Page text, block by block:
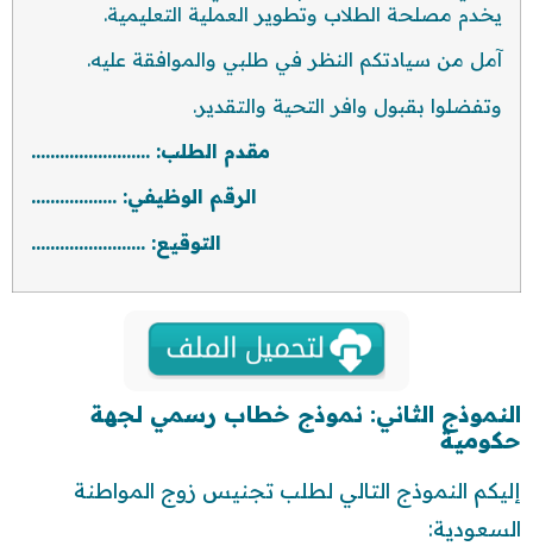
يخدم مصلحة الطلاب وتطوير العملية التعليمية.
آمل من سيادتكم النظر في طلبي والموافقة عليه.
وتفضلوا بقبول وافر التحية والتقدير.
مقدم الطلب: …………………….
الرقم الوظيفي: ………………
التوقيع: ……………………
النموذج الثاني: نموذج خطاب رسمي لجهة
حكومية
إليكم النموذج التالي لطلب تجنيس زوج المواطنة
السعودية: